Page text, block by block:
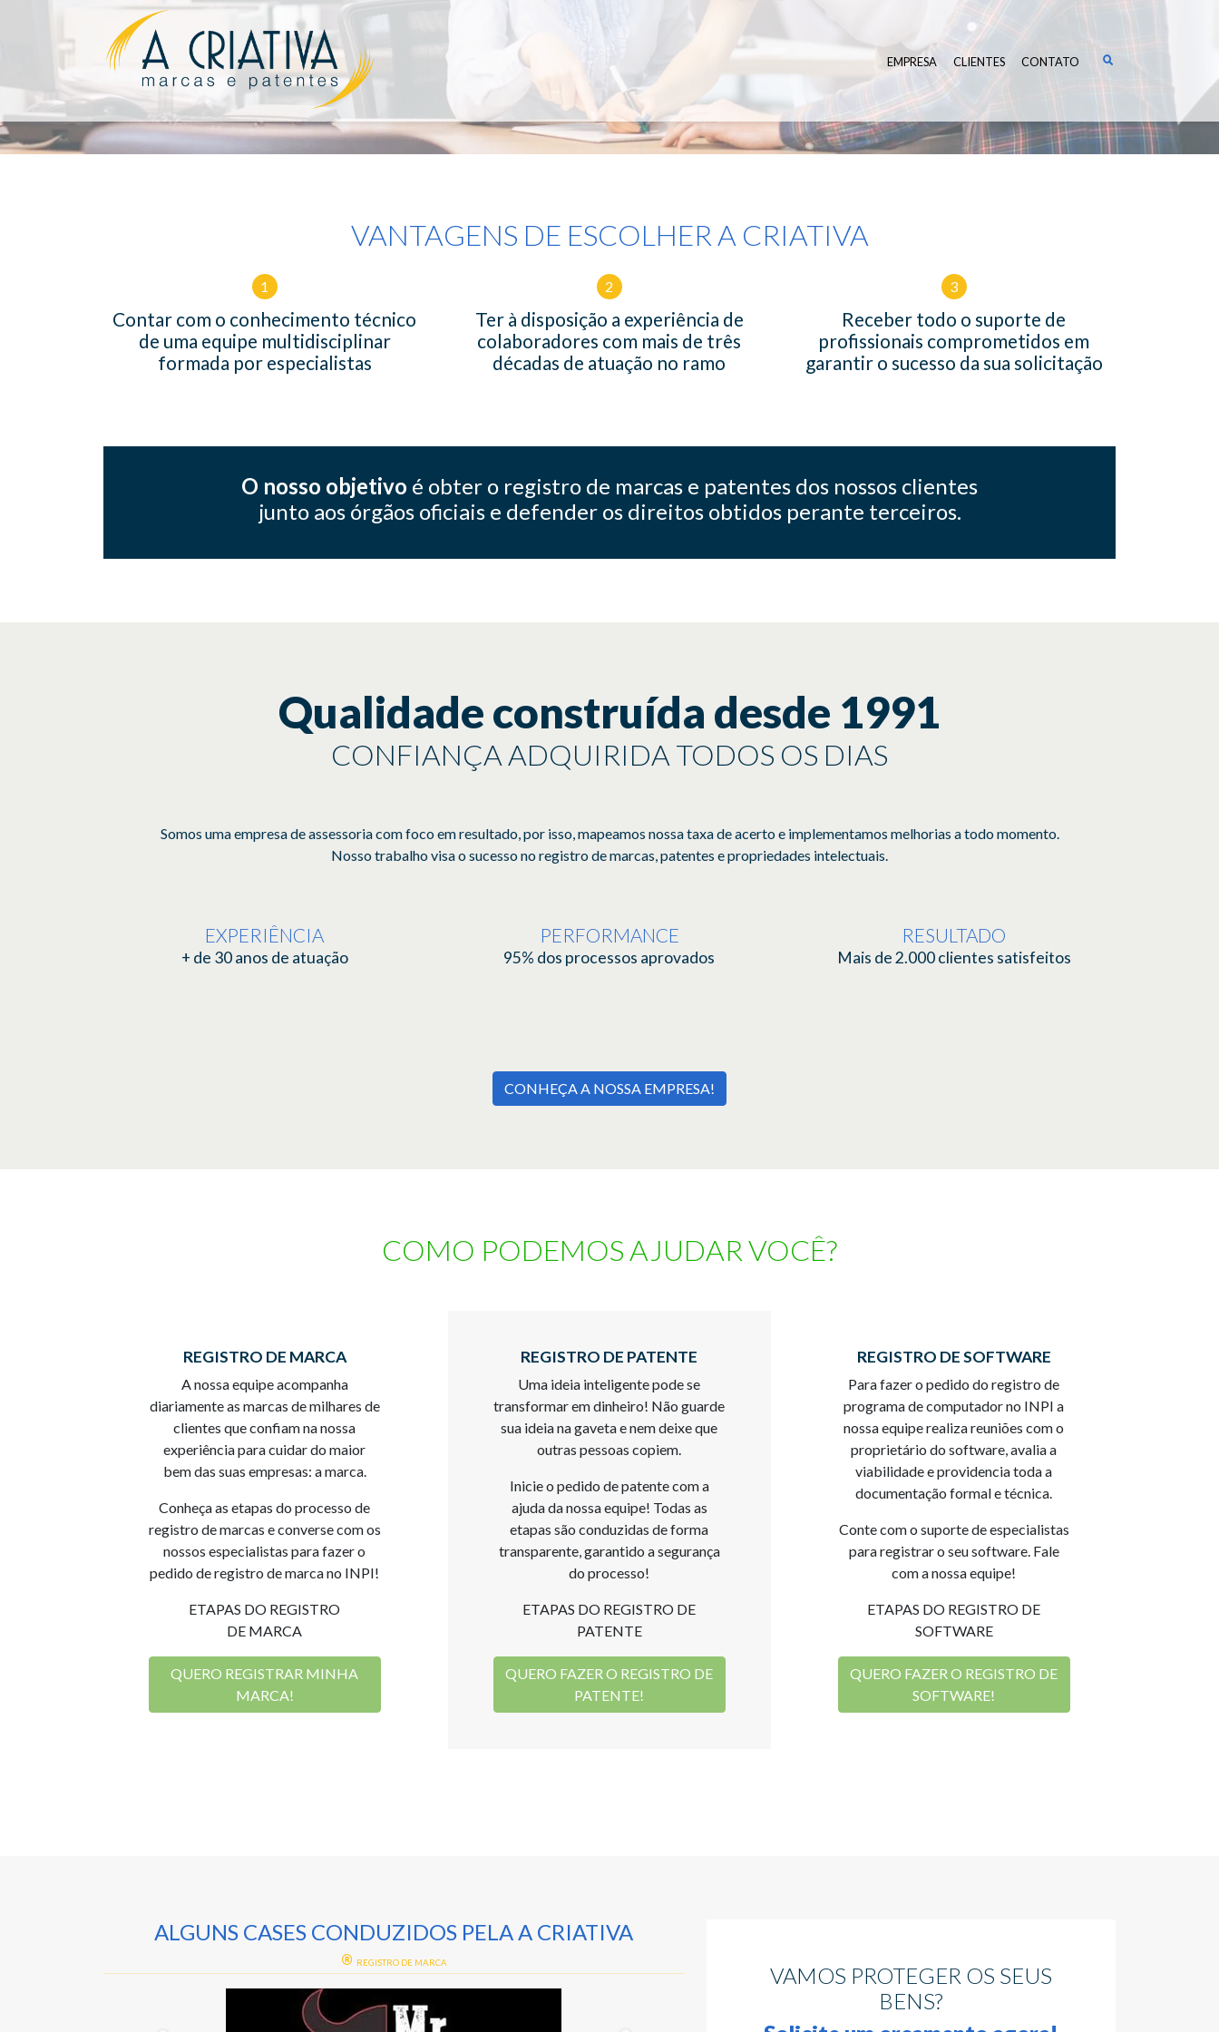
EMPRESA CLIENTES CONTATO
VANTAGENS DE ESCOLHER A CRIATIVA
1
Contar com o conhecimento técnico
de uma equipe multidisciplinar
formada por especialistas
2
Ter à disposição a experiência de
colaboradores com mais de três
décadas de atuação no ramo
3
Receber todo o suporte de
profissionais comprometidos em
garantir o sucesso da sua solicitação
O nosso objetivo é obter o registro de marcas e patentes dos nossos clientes
junto aos órgãos oficiais e defender os direitos obtidos perante terceiros.
Qualidade construída desde 1991
CONFIANÇA ADQUIRIDA TODOS OS DIAS
Somos uma empresa de assessoria com foco em resultado, por isso, mapeamos nossa taxa de acerto e implementamos melhorias a todo momento.
Nosso trabalho visa o sucesso no registro de marcas, patentes e propriedades intelectuais.
EXPERIÊNCIA
+ de 30 anos de atuação
PERFORMANCE
95% dos processos aprovados
RESULTADO
Mais de 2.000 clientes satisfeitos
CONHEÇA A NOSSA EMPRESA!
COMO PODEMOS AJUDAR VOCÊ?
REGISTRO DE MARCA
A nossa equipe acompanha
diariamente as marcas de milhares de
clientes que confiam na nossa
experiência para cuidar do maior
bem das suas empresas: a marca.
Conheça as etapas do processo de
registro de marcas e converse com os
nossos especialistas para fazer o
pedido de registro de marca no INPI!
ETAPAS DO REGISTRO
DE MARCA
QUERO REGISTRAR MINHA
MARCA!
REGISTRO DE PATENTE
Uma ideia inteligente pode se
transformar em dinheiro! Não guarde
sua ideia na gaveta e nem deixe que
outras pessoas copiem.
Inicie o pedido de patente com a
ajuda da nossa equipe! Todas as
etapas são conduzidas de forma
transparente, garantido a segurança
do processo!
ETAPAS DO REGISTRO DE
PATENTE
QUERO FAZER O REGISTRO DE
PATENTE!
REGISTRO DE SOFTWARE
Para fazer o pedido do registro de
programa de computador no INPI a
nossa equipe realiza reuniões com o
proprietário do software, avalia a
viabilidade e providencia toda a
documentação formal e técnica.
Conte com o suporte de especialistas
para registrar o seu software. Fale
com a nossa equipe!
ETAPAS DO REGISTRO DE
SOFTWARE
QUERO FAZER O REGISTRO DE
SOFTWARE!
ALGUNS CASES CONDUZIDOS PELA A CRIATIVA
VAMOS PROTEGER OS SEUS
BENS?